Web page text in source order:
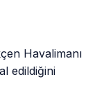
Havalimanı
edildiğini